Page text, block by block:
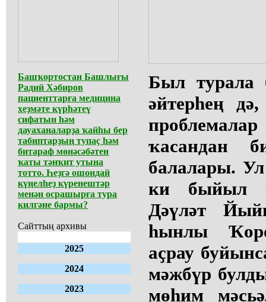
Башҡортостан Башлығы
Радий Хәбиров
пациенттарға медицина
хеҙмәте күрһәтеү
сифатын һәм
дауаханаларҙа ҡайһы бер
табиптарҙың тупаҫ һәм
битараф мөнәсәбәтен
ҡаты тәнҡит утына
тотто. Һеҙгә ошондай
күңелһеҙ күренештәр
менән осрашырға тура
килгәне бармы?
Сайттың архивы
2025
2024
2023
Был турала
әйтерһең
ҡасандан
балалары.
ки быйыл
Дәүләт
һынлы
аҫрау
мәжбүр
мөһим